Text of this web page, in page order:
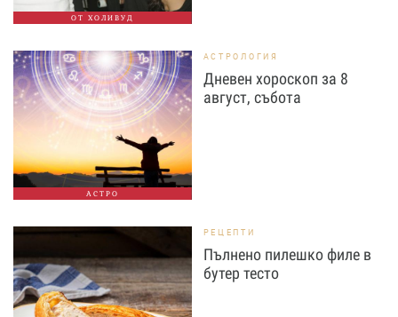
ОТ ХОЛИВУД
АСТРО
АСТРОЛОГИЯ
Дневен хороскоп за 8
август, събота
РЕЦЕПТИ
Пълнено пилешко филе в
бутер тесто